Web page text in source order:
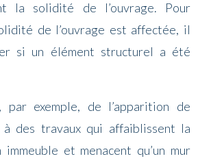
la solidité de l’ouvrage. Pour
de l’ouvrage est affectée, il
si un élément structurel a été
par exemple, de l’apparition de
des travaux qui affaiblissent la
immeuble et menacent qu’un mur